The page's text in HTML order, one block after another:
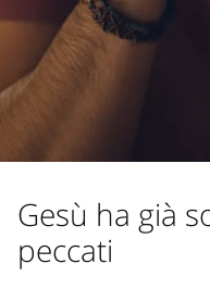
Gesù ha già
peccati